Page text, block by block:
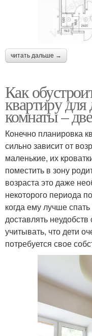
читать дальше →
Как
квартиру
комнаты – две
Конечно планировка
сильно зависит от
маленькие, их
поместить в зону
возраста это даже
некоторого периода
когда ему лучше
доставлять
учитывать, что дети
потребуется свое